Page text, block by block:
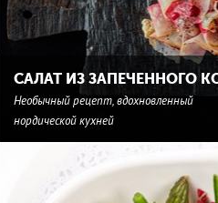
САЛАТ ИЗ ЗАПЕЧЕННОГО
Необычный рецепт, вдохновленный
нордической кухней